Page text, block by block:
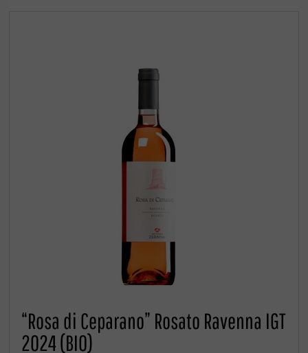
“Rosa di Ceparano” Rosato Ravenna IGT
2024 (BIO)